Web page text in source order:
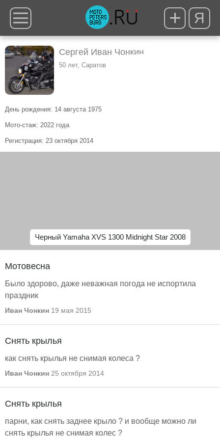
Я
Сергей Иван Чонкин
50 лет, Саратов
День рождения: 14 августа 1975
Мото-стаж: 2022 года
Регистрация: 23 октября 2014
Черный Yamaha XVS 1300 Midnight Star 2008
Мотовесна
Было здорово, даже неважная погода не испортила
праздник
Иван Чонкин 19 мая 2015
Снять крылья
как снять крылья не снимая колеса ?
Иван Чонкин 25 октября 2014
Снять крылья
парни, как снять заднее крыло ? и вообще можно ли
снять крылья не снимая колес ?